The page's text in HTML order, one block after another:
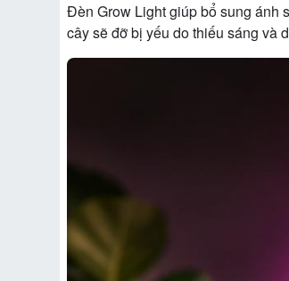
Đèn Grow Light giúp bổ sung ánh
cây sẽ đỡ bị yếu do thiếu sáng và